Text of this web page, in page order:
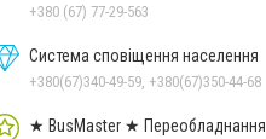
+380 (67) 77-29-563
Система сповіщення населення
+380(67)340-49-59, +380(67)350-44-68
★ BusMaster ★ Переобладнання